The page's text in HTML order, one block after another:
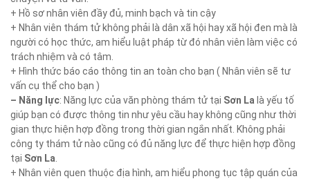
+ Hồ sơ nhân viên đầy đủ, minh bạch và tin cậy
+ Nhân viên thám tử không phải là dân xã hội hay xã hội đen mà là
người có học thức, am hiểu luật pháp từ đó nhân viên làm việc có
trách nhiệm và có tâm.
+ Hình thức báo cáo thông tin an toàn cho bạn ( Nhân viên sẽ tư
vấn cụ thể cho bạn )
– Năng lực: Năng lực của văn phòng thám tử tại Sơn La là yếu tố
giúp bạn có được thông tin như yêu cầu hay không cũng như thời
gian thực hiện hợp đồng trong thời gian ngắn nhất. Không phải
công ty thám tử nào cũng có đủ năng lực để thực hiện hợp đồng
tại Sơn La.
+ Nhân viên quen thuộc địa hình, am hiểu phong tục tập quán của